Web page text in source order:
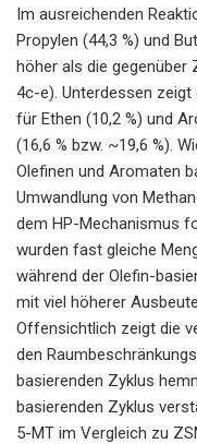
Im ausreichenden
Propylen (44,3 %) und
höher als die gegenüber
4c-e). Unterdessen
für Ethen (10,2 %) und
(16,6 % bzw. ~19,6 %).
Olefinen und Aromaten
Umwandlung von
dem HP-Mechanismus
wurden fast gleiche
während der Olefin-
mit viel höherer
Offensichtlich zeigt die
den
basierenden Zyklus
basierenden Zyklus
5-MT im Vergleich zu